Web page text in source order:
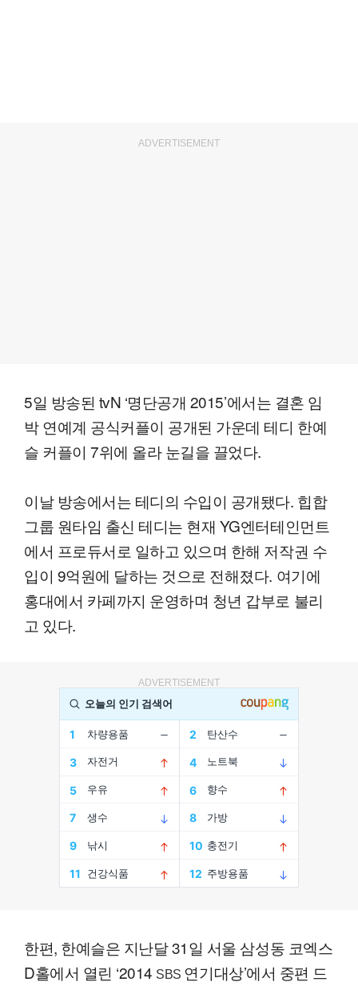
ADVERTISEMENT
5일 방송된 tvN ‘명단공개 2015’에서는 결혼 임
박 연예계 공식커플이 공개된 가운데 테디 한예
슬 커플이 7위에 올라 눈길을 끌었다.
이날 방송에서는 테디의 수입이 공개됐다. 힙합
그룹 원타임 출신 테디는 현재 YG엔터테인먼트
에서 프로듀서로 일하고 있으며 한해 저작권 수
입이 9억원에 달하는 것으로 전해졌다. 여기에
홍대에서 카페까지 운영하며 청년 갑부로 불리
고 있다.
ADVERTISEMENT
한편, 한예슬은 지난달 31일 서울 삼성동 코엑스
D홀에서 열린 ‘2014 SBS연기대상’에서 중편 드